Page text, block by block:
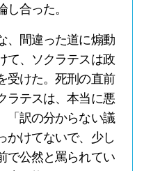
合った。
、間違った道に煽動
て、ソクラテスは政
受けた。死刑の直前
ラテスは、本当に悪
「訳の分からない議
かけてないで、少し
で公然と罵られてい